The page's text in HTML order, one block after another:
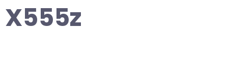
X555z